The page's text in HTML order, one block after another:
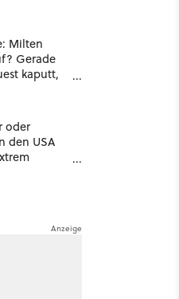
Milten
Gerade
kaputt,
oder
den USA